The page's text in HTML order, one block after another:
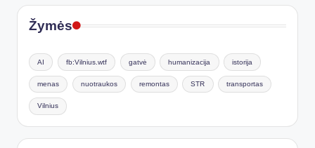
Žymės
AI fb:Vilnius.wtf gatvė humanizacija istorija
menas nuotraukos remontas STR transportas
Vilnius